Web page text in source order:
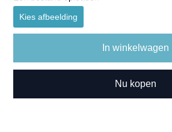
Kies afbeelding
In winkelwagen
Nu kopen